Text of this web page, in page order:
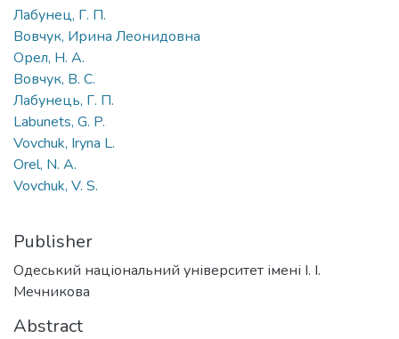
Лабунец, Г. П.
Вовчук, Ирина Леонидовна
Орел, Н. А.
Вовчук, В. С.
Лабунець, Г. П.
Labunets, G. P.
Vovchuk, Iryna L.
Orel, N. A.
Vovchuk, V. S.
Publisher
Одеський національний університет імені І. І.
Мечникова
Abstract